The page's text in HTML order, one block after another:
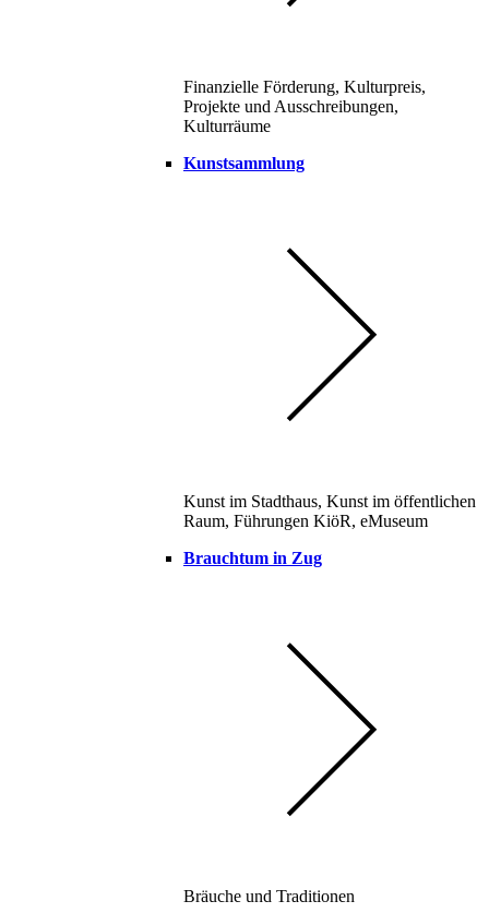
Finanzielle Förderung, Kulturpreis,
Projekte und Ausschreibungen,
Kulturräume
Kunstsammlung
Kunst im Stadthaus, Kunst im öffentlichen
Raum, Führungen KiöR, eMuseum
Brauchtum in Zug
Bräuche und Traditionen